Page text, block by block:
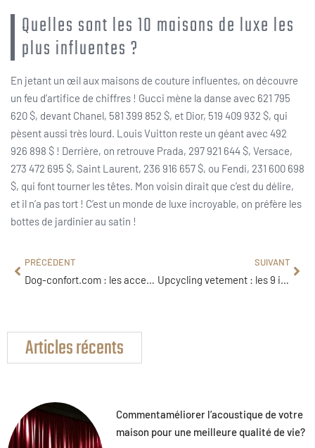
Quelles sont les 10 maisons de luxe les
plus influentes ?
En jetant un œil aux maisons de couture influentes, on découvre
un feu d’artifice de chiffres ! Gucci mène la danse avec 621 795
620 $, devant Chanel, 581 399 852 $, et Dior, 519 409 932 $, qui
pèsent aussi très lourd. Louis Vuitton reste un géant avec 492
926 898 $ ! Derrière, on retrouve Prada, 297 921 644 $, Versace,
273 472 695 $, Saint Laurent, 236 916 657 $, ou Fendi, 231 600 698
$, qui font tourner les têtes. Mon voisin dirait que c’est du délire,
et il n’a pas tort ! C’est un monde de luxe incroyable, on préfère les
bottes de jardinier au satin !
PRÉCÉDENT
Dog-confort.com : les accessoires ergonomiques sont-ils efficaces pour votre chien ?
SUIVANT
Upcycling vetement : les 9 idées pratiques pour transformer vos basiques
Articles récents
Commentaméliorer l’acoustique de votre
maison pour une meilleure qualité de vie?